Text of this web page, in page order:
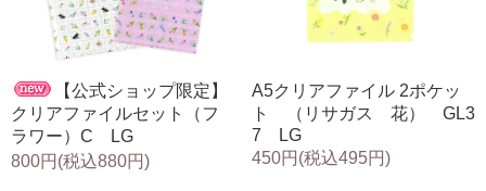
【公式ショップ限定】
クリアファイルセット（フ
ラワー）C LG
800円(税込880円)
A5クリアファイル 2ポケッ
ト （リサガス 花） GL3
7 LG
450円(税込495円)